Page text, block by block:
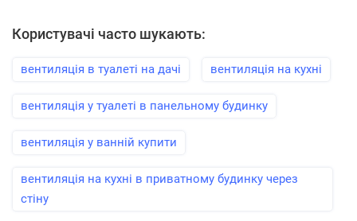
Користувачі часто шукають:
вентиляція в туалеті на дачі вентиляція на кухні
вентиляція у туалеті в панельному будинку
вентиляція у ванній купити
вентиляція на кухні в приватному будинку через
стіну